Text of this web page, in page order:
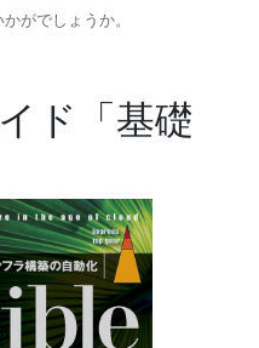
がでしょうか。
ド「基礎